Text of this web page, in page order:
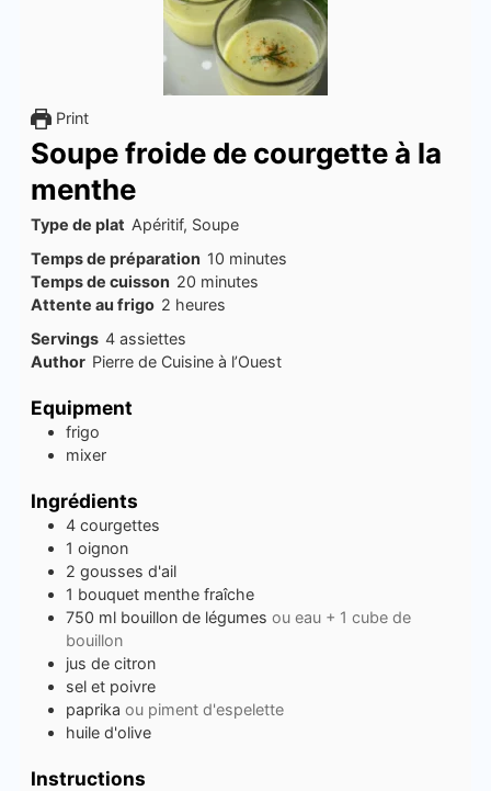
Print
Soupe froide de courgette à la
menthe
Type de plat Apéritif, Soupe
Temps de préparation 10minutes
minutes
Temps de cuisson 20minutes
minutes
Attente au frigo 2heures
heures
Servings 4 assiettes
Author Pierre de Cuisine à l’Ouest
Equipment
frigo
mixer
Ingrédients
4 courgettes
1 oignon
2 gousses d'ail
1 bouquet menthe fraîche
750 ml bouillon de légumes ou eau + 1 cube de
bouillon
jus de citron
sel et poivre
paprika ou piment d'espelette
huile d'olive
Instructions